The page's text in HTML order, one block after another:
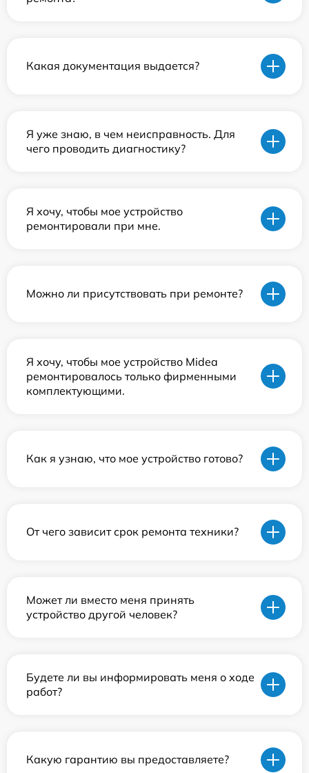
Какая документация выдается?
Я уже знаю, в чем неисправность. Для
чего проводить диагностику?
Я хочу, чтобы мое устройство
ремонтировали при мне.
Можно ли присутствовать при ремонте?
Я хочу, чтобы мое устройство Midea
ремонтировалось только фирменными
комплектующими.
Как я узнаю, что мое устройство готово?
От чего зависит срок ремонта техники?
Может ли вместо меня принять
устройство другой человек?
Будете ли вы информировать меня о ходе
работ?
Какую гарантию вы предоставляете?